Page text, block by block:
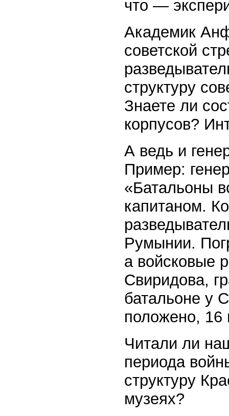
что —
Академик
советской
структуру
Знаете ли
корпусов?
А ведь и
Пример:
«Батальоны
капитаном.
Румынии.
а войсковые
Свиридова,
батальоне у
положено, 16
Читали ли
периода
структуру
музеях?